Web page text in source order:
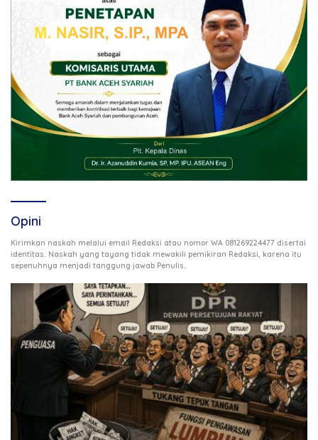
Opini
Kirimkan naskah melalui email Redaksi atau nomor WA 081269224477 disertai
identitas. Naskah yang tayang tidak mewakili pemikiran Redaksi, karena itu
sepenuhnya menjadi tanggung jawab Penulis